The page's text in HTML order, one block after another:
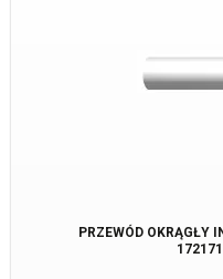
PRZEWÓD OKRĄGŁY